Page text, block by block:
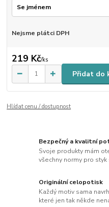
Nejsme plátci DPH
219 Kč/ks
Přidat do
Hlídat cenu / dostupnost
Bezpečný a kvalitní
Svoje produkty mám
všechny normy pro
Originální celopotisk
Každý motiv sama
které jen tak někde